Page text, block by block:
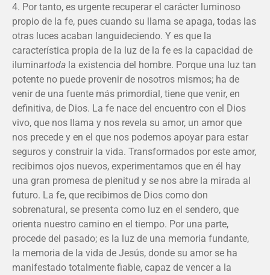
4. Por tanto, es urgente recuperar el carácter luminoso
propio de la fe, pues cuando su llama se apaga, todas las
otras luces acaban languideciendo. Y es que la
característica propia de la luz de la fe es la capacidad de
iluminartoda la existencia del hombre. Porque una luz tan
potente no puede provenir de nosotros mismos; ha de
venir de una fuente más primordial, tiene que venir, en
definitiva, de Dios. La fe nace del encuentro con el Dios
vivo, que nos llama y nos revela su amor, un amor que
nos precede y en el que nos podemos apoyar para estar
seguros y construir la vida. Transformados por este amor,
recibimos ojos nuevos, experimentamos que en él hay
una gran promesa de plenitud y se nos abre la mirada al
futuro. La fe, que recibimos de Dios como don
sobrenatural, se presenta como luz en el sendero, que
orienta nuestro camino en el tiempo. Por una parte,
procede del pasado; es la luz de una memoria fundante,
la memoria de la vida de Jesús, donde su amor se ha
manifestado totalmente fiable, capaz de vencer a la